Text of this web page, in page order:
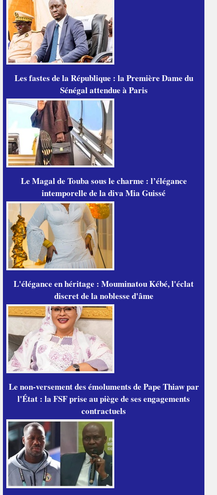
Les fastes de la République : la Première Dame du
Sénégal attendue à Paris
Le Magal de Touba sous le charme : l’élégance
intemporelle de la diva Mia Guissé
L'élégance en héritage : Mouminatou Kébé, l'éclat
discret de la noblesse d'âme
Le non-versement des émoluments de Pape Thiaw par
l'État : la FSF prise au piège de ses engagements
contractuels